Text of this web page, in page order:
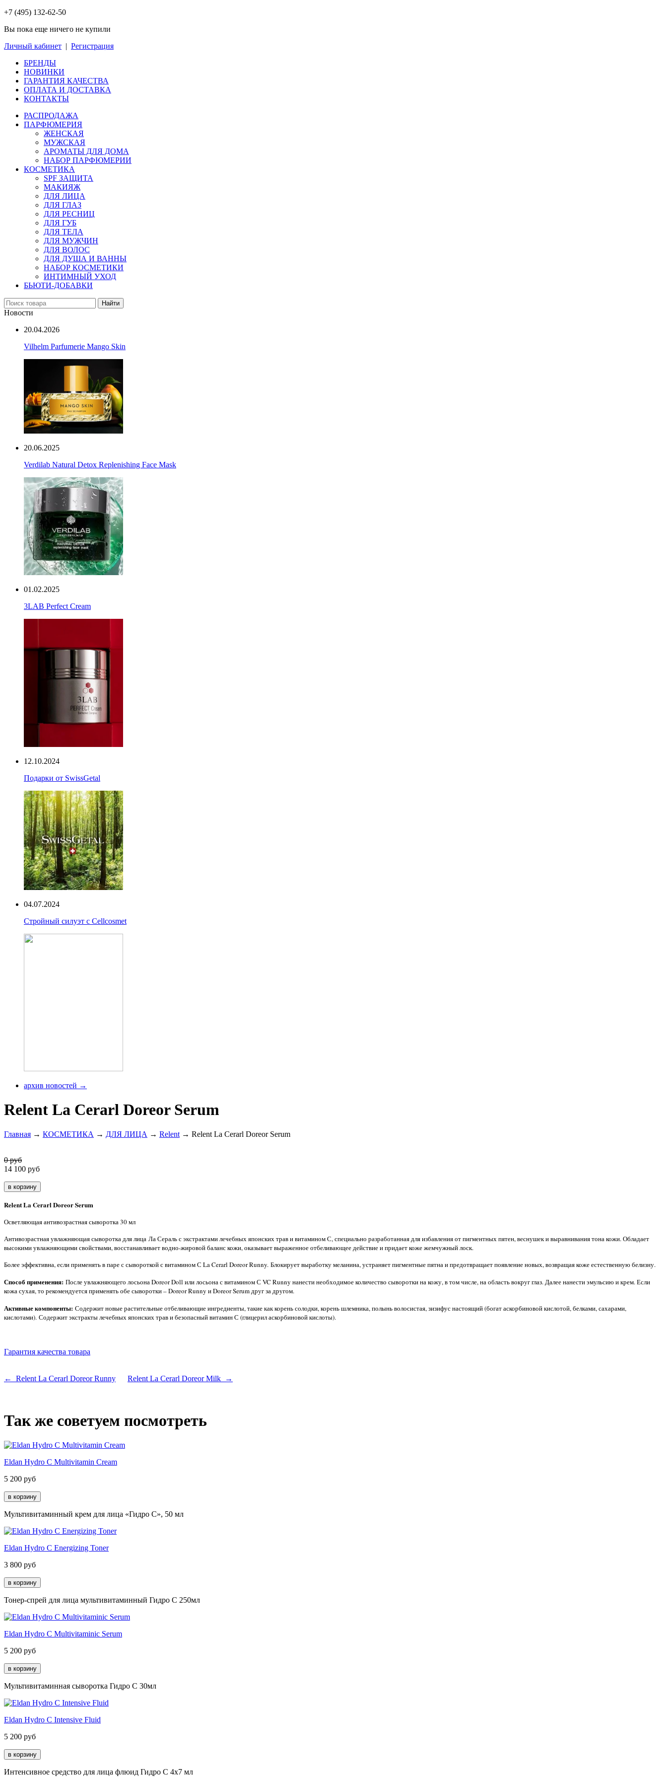
+7 (495) 132-62-50
Вы пока еще ничего не купили
Личный кабинет | Регистрация
БРЕНДЫ
НОВИНКИ
ГАРАНТИЯ КАЧЕСТВА
ОПЛАТА И ДОСТАВКА
КОНТАКТЫ
РАСПРОДАЖА
ПАРФЮМЕРИЯ
ЖЕНСКАЯ
МУЖСКАЯ
АРОМАТЫ ДЛЯ ДОМА
НАБОР ПАРФЮМЕРИИ
КОСМЕТИКА
SPF ЗАЩИТА
МАКИЯЖ
ДЛЯ ЛИЦА
ДЛЯ ГЛАЗ
ДЛЯ РЕСНИЦ
ДЛЯ ГУБ
ДЛЯ ТЕЛА
ДЛЯ МУЖЧИН
ДЛЯ ВОЛОС
ДЛЯ ДУША И ВАННЫ
НАБОР КОСМЕТИКИ
ИНТИМНЫЙ УХОД
БЬЮТИ-ДОБАВКИ
Найти
Новости
20.04.2026
Vilhelm Parfumerie Mango Skin
20.06.2025
Verdilab Natural Detox Replenishing Face Mask
01.02.2025
3LAB Perfect Cream
12.10.2024
Подарки от SwissGetal
04.07.2024
Стройный силуэт с Cellcosmet
архив новостей →
Relent La Cerarl Doreor Serum
Главная → КОСМЕТИКА → ДЛЯ ЛИЦА → Relent → Relent La Cerarl Doreor Serum
0 руб
14 100 руб
Relent La Cerarl Doreor Serum
Осветляющая антивозрастная сыворотка 30 мл
Антивозрастная увлажняющая сыворотка для лица Ла Сераль с экстрактами лечебных японских трав и витамином С, специально разработанная для избавления от пигментных пятен, веснушек и выравнивания тона кожи. Обладает
высокими увлажняющими свойствами, восстанавливает водно-жировой баланс кожи, оказывает выраженное отбеливающее действие и придает коже жемчужный лоск.
Более эффективна, если применять в паре с сывороткой с витамином С La Cerarl Doreor Runny. Блокирует выработку меланина, устраняет пигментные пятна и предотвращает появление новых, возвращая коже естественную белизну.
Способ применения: После увлажняющего лосьона Doreor Doll или лосьона с витамином С VC Runny нанести необходимое количество сыворотки на кожу, в том числе, на область вокруг глаз. Далее нанести эмульсию и крем. Если
кожа сухая, то рекомендуется применять обе сыворотки – Doreor Runny и Doreor Serum друг за другом.
Активные компоненты: Содержит новые растительные отбеливающие ингредиенты, такие как корень солодки, корень шлемника, полынь волосистая, зизифус настоящий (богат аскорбиновой кислотой, белками, сахарами,
кислотами). Содержит экстракты лечебных японских трав и безопасный витамин С (глицерил аскорбиновой кислоты).
Гарантия качества товара
← Relent La Cerarl Doreor Runny Relent La Cerarl Doreor Milk →
Так же советуем посмотреть
Eldan Hydro C Multivitamin Cream
5 200 руб
Мультивитаминный крем для лица «Гидро С», 50 мл
Eldan Hydro C Energizing Toner
3 800 руб
Тонер-спрей для лица мультивитаминный Гидро С 250мл
Eldan Hydro C Multivitaminic Serum
5 200 руб
Мультивитаминная сыворотка Гидро С 30мл
Eldan Hydro C Intensive Fluid
5 200 руб
Интенсивное средство для лица флюид Гидро C 4х7 мл